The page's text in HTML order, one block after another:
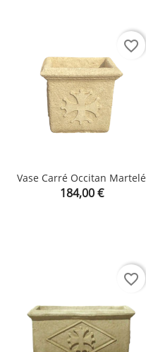
Vase Carré Occitan Martelé
Prix
184,00 €
favorite_border
favorite_border